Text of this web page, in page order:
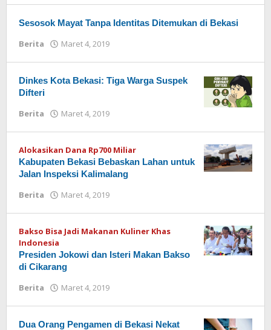
Sesosok Mayat Tanpa Identitas Ditemukan di Bekasi
Berita Maret 4, 2019
Dinkes Kota Bekasi: Tiga Warga Suspek
Difteri
Berita Maret 4, 2019
Alokasikan Dana Rp700 Miliar
Kabupaten Bekasi Bebaskan Lahan untuk
Jalan Inspeksi Kalimalang
Berita Maret 4, 2019
Bakso Bisa Jadi Makanan Kuliner Khas
Indonesia
Presiden Jokowi dan Isteri Makan Bakso
di Cikarang
Berita Maret 4, 2019
Dua Orang Pengamen di Bekasi Nekat